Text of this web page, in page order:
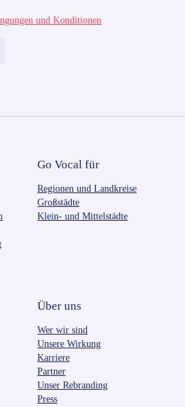
und Konditionen
Go Vocal für
Regionen und Landkreise
Großstädte
Klein- und Mittelstädte
Über uns
Wer wir sind
Unsere Wirkung
Karriere
Partner
Unser Rebranding
Press